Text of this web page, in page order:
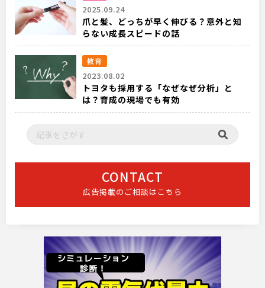
2025.09.24
爪と髪、どっちが早く伸びる？意外と知
らない成長スピードの話
教育
2023.08.02
トヨタも採用する「なぜなぜ分析」と
は？育成の現場でも有効
CONTACT
広告掲載のご相談はこちら